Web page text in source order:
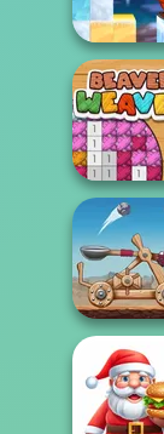
Gold Strike
Cave
Beaver
Clash of